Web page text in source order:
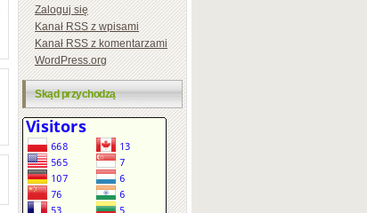
Zaloguj się
KanałRSSz wpisami
KanałRSSz komentarzami
WordPress.org
Skąd przychodzą